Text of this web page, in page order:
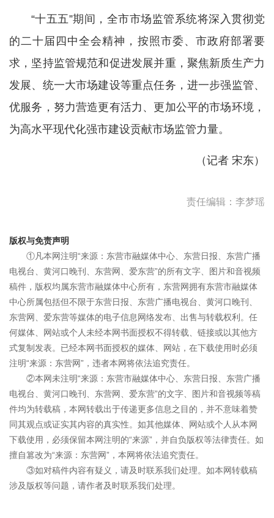
“十五五”期间，全市市场监管系统将深入贯彻党
的二十届四中全会精神，按照市委、市政府部署要
求，坚持监管规范和促进发展并重，聚焦新质生产力
发展、统一大市场建设等重点任务，进一步强监管、
优服务，努力营造更有活力、更加公平的市场环境，
为高水平现代化强市建设贡献市场监管力量。
（记者 宋东）
责任编辑：李梦瑶
版权与免责声明
①凡本网注明“来源：东营市融媒体中心、东营日报、东营广播
电视台、黄河口晚刊、东营网、爱东营”的所有文字、图片和音视频
稿件，版权均属东营市融媒体中心所有，东营网拥有东营市融媒体
中心所属包括但不限于东营日报、东营广播电视台、黄河口晚刊、
东营网、爱东营等媒体的电子信息网络发布、出售与转载权利。任
何媒体、网站或个人未经本网书面授权不得转载、链接或以其他方
式复制发表。已经本网书面授权的媒体、网站，在下载使用时必须
注明“来源：东营网”，违者本网将依法追究责任。
②本网未注明“来源：东营市融媒体中心、东营日报、东营广播
电视台、黄河口晚刊、东营网、爱东营”的文字、图片和音视频等稿
件均为转载稿，本网转载出于传递更多信息之目的，并不意味着赞
同其观点或证实其内容的真实性。如其他媒体、网站或个人从本网
下载使用，必须保留本网注明的“来源”，并自负版权等法律责任。如
擅自篡改为“来源：东营网”，本网将依法追究责任。
③如对稿件内容有疑义，请及时联系我们处理。如本网转载稿
涉及版权等问题，请作者及时联系我们处理。